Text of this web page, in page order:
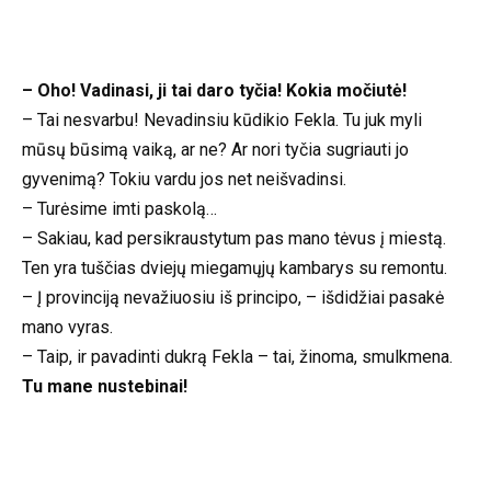
– Oho! Vadinasi, ji tai daro tyčia! Kokia močiutė!
– Tai nesvarbu! Nevadinsiu kūdikio Fekla. Tu juk myli
mūsų būsimą vaiką, ar ne? Ar nori tyčia sugriauti jo
gyvenimą? Tokiu vardu jos net neišvadinsi.
– Turėsime imti paskolą…
– Sakiau, kad persikraustytum pas mano tėvus į miestą.
Ten yra tuščias dviejų miegamųjų kambarys su remontu.
– Į provinciją nevažiuosiu iš principo, – išdidžiai pasakė
mano vyras.
– Taip, ir pavadinti dukrą Fekla – tai, žinoma, smulkmena.
Tu mane nustebinai!